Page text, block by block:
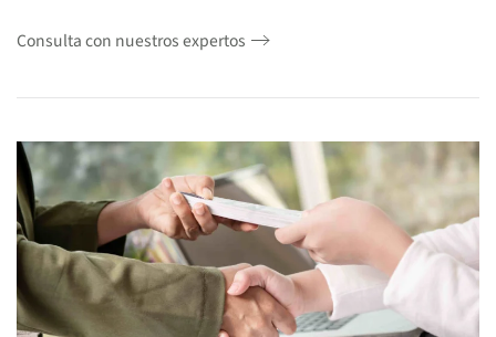
Consulta con nuestros expertos